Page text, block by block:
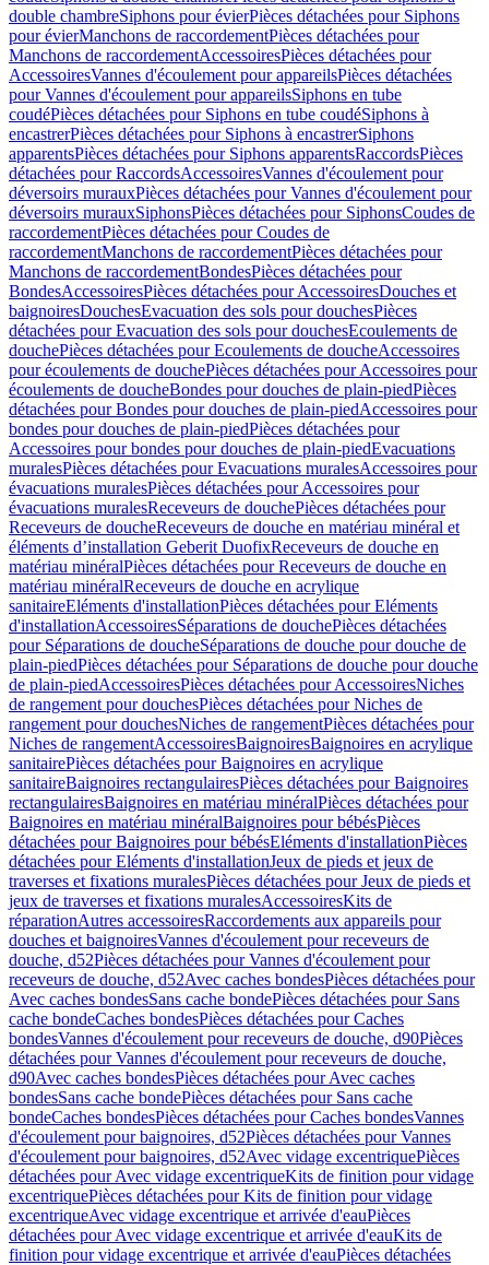
double chambreSiphons pour évierPièces détachées pour Siphons
pour évierManchons de raccordementPièces détachées pour
Manchons de raccordementAccessoiresPièces détachées pour
AccessoiresVannes d'écoulement pour appareilsPièces détachées
pour Vannes d'écoulement pour appareilsSiphons en tube
coudéPièces détachées pour Siphons en tube coudéSiphons à
encastrerPièces détachées pour Siphons à encastrerSiphons
apparentsPièces détachées pour Siphons apparentsRaccordsPièces
détachées pour RaccordsAccessoiresVannes d'écoulement pour
déversoirs murauxPièces détachées pour Vannes d'écoulement pour
déversoirs murauxSiphonsPièces détachées pour SiphonsCoudes de
raccordementPièces détachées pour Coudes de
raccordementManchons de raccordementPièces détachées pour
Manchons de raccordementBondesPièces détachées pour
BondesAccessoiresPièces détachées pour AccessoiresDouches et
baignoiresDouchesEvacuation des sols pour douchesPièces
détachées pour Evacuation des sols pour douchesEcoulements de
douchePièces détachées pour Ecoulements de doucheAccessoires
pour écoulements de douchePièces détachées pour Accessoires pour
écoulements de doucheBondes pour douches de plain-piedPièces
détachées pour Bondes pour douches de plain-piedAccessoires pour
bondes pour douches de plain-piedPièces détachées pour
Accessoires pour bondes pour douches de plain-piedEvacuations
muralesPièces détachées pour Evacuations muralesAccessoires pour
évacuations muralesPièces détachées pour Accessoires pour
évacuations muralesReceveurs de douchePièces détachées pour
Receveurs de doucheReceveurs de douche en matériau minéral et
éléments d’installation Geberit DuofixReceveurs de douche en
matériau minéralPièces détachées pour Receveurs de douche en
matériau minéralReceveurs de douche en acrylique
sanitaireEléments d'installationPièces détachées pour Eléments
d'installationAccessoiresSéparations de douchePièces détachées
pour Séparations de doucheSéparations de douche pour douche de
plain-piedPièces détachées pour Séparations de douche pour douche
de plain-piedAccessoiresPièces détachées pour AccessoiresNiches
de rangement pour douchesPièces détachées pour Niches de
rangement pour douchesNiches de rangementPièces détachées pour
Niches de rangementAccessoiresBaignoiresBaignoires en acrylique
sanitairePièces détachées pour Baignoires en acrylique
sanitaireBaignoires rectangulairesPièces détachées pour Baignoires
rectangulairesBaignoires en matériau minéralPièces détachées pour
Baignoires en matériau minéralBaignoires pour bébésPièces
détachées pour Baignoires pour bébésEléments d'installationPièces
détachées pour Eléments d'installationJeux de pieds et jeux de
traverses et fixations muralesPièces détachées pour Jeux de pieds et
jeux de traverses et fixations muralesAccessoiresKits de
réparationAutres accessoiresRaccordements aux appareils pour
douches et baignoiresVannes d'écoulement pour receveurs de
douche, d52Pièces détachées pour Vannes d'écoulement pour
receveurs de douche, d52Avec caches bondesPièces détachées pour
Avec caches bondesSans cache bondePièces détachées pour Sans
cache bondeCaches bondesPièces détachées pour Caches
bondesVannes d'écoulement pour receveurs de douche, d90Pièces
détachées pour Vannes d'écoulement pour receveurs de douche,
d90Avec caches bondesPièces détachées pour Avec caches
bondesSans cache bondePièces détachées pour Sans cache
bondeCaches bondesPièces détachées pour Caches bondesVannes
d'écoulement pour baignoires, d52Pièces détachées pour Vannes
d'écoulement pour baignoires, d52Avec vidage excentriquePièces
détachées pour Avec vidage excentriqueKits de finition pour vidage
excentriquePièces détachées pour Kits de finition pour vidage
excentriqueAvec vidage excentrique et arrivée d'eauPièces
détachées pour Avec vidage excentrique et arrivée d'eauKits de
finition pour vidage excentrique et arrivée d'eauPièces détachées